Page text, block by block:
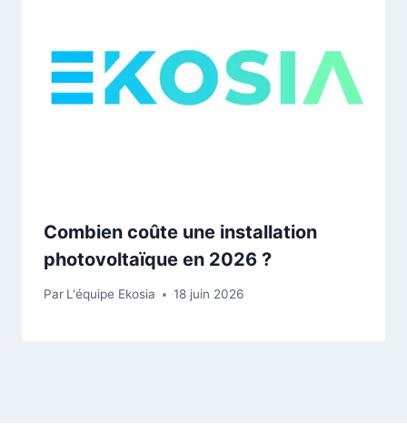
Combien coûte une installation
photovoltaïque en 2026 ?
Par L'équipe Ekosia 18 juin 2026